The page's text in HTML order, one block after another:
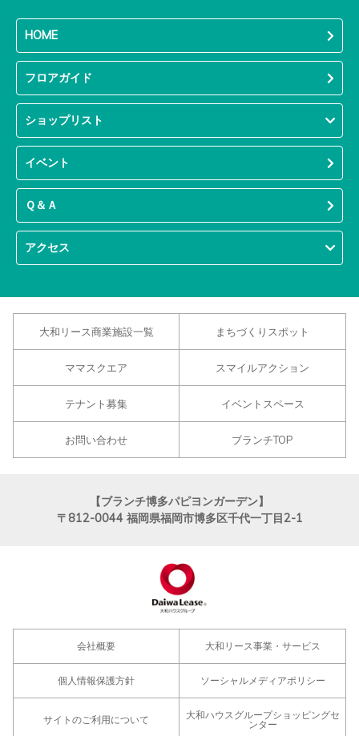
HOME
フロアガイド
ショップリスト
イベント
Ｑ＆Ａ
アクセス
大和リース商業施設一覧 まちづくりスポット
ママスクエア スマイルアクション
テナント募集 イベントスペース
お問い合わせ ブランチTOP
【ブランチ博多パピヨンガーデン】
〒812-0044 福岡県福岡市博多区千代一丁目2-1
会社概要 大和リース事業・サービス
個人情報保護方針 ソーシャルメディアポリシー
サイトのご利用について
大和ハウスグループショッピングセ
ンター